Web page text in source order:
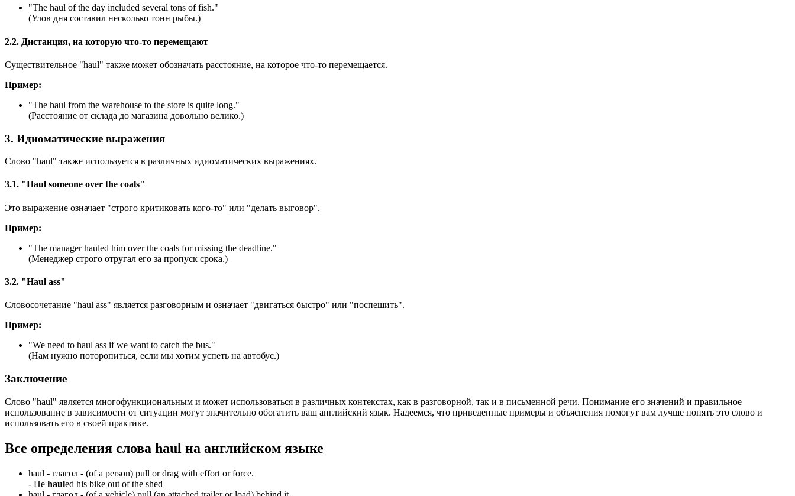
"The haul of the day included several tons of fish."
(Улов дня составил несколько тонн рыбы.)
2.2. Дистанция, на которую что-то перемещают
Существительное "haul" также может обозначать расстояние, на которое что-то перемещается.
Пример:
"The haul from the warehouse to the store is quite long."
(Расстояние от склада до магазина довольно велико.)
3. Идиоматические выражения
Слово "haul" также используется в различных идиоматических выражениях.
3.1. "Haul someone over the coals"
Это выражение означает "строго критиковать кого-то" или "делать выговор".
Пример:
"The manager hauled him over the coals for missing the deadline."
(Менеджер строго отругал его за пропуск срока.)
3.2. "Haul ass"
Словосочетание "haul ass" является разговорным и означает "двигаться быстро" или "поспешить".
Пример:
"We need to haul ass if we want to catch the bus."
(Нам нужно поторопиться, если мы хотим успеть на автобус.)
Заключение
Слово "haul" является многофункциональным и может использоваться в различных контекстах, как в разговорной, так и в письменной речи. Понимание его значений и правильное
использование в зависимости от ситуации могут значительно обогатить ваш английский язык. Надеемся, что приведенные примеры и объяснения помогут вам лучше понять это слово и
использовать его в своей практике.
Все определения слова haul на английском языке
haul - глагол - (of a person) pull or drag with effort or force.
- He hauled his bike out of the shed